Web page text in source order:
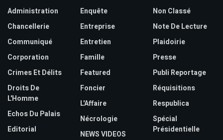
Administration
Chancellerie
Communiqué
Corporation
Crimes Et Délits
Droits De
L'Homme
Echos Du Palais
Editorial
Enquête
Entreprise
Entretien
Famille
Featured
Foncier
L'Affaire
Nécrologie
NEWS VIDEOS
Non Classé
Note De Lecture
Plaidoirie
Presse
Publi Reportage
Réquisitions
Respublica
Spécial
Présidentielle